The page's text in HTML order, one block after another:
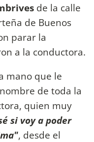
de la calle
de Buenos
parar la
a la conductora.
mano que le
de toda la
quien muy
si voy a poder
, desde el